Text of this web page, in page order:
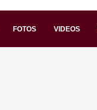
FOTOS VIDEOS